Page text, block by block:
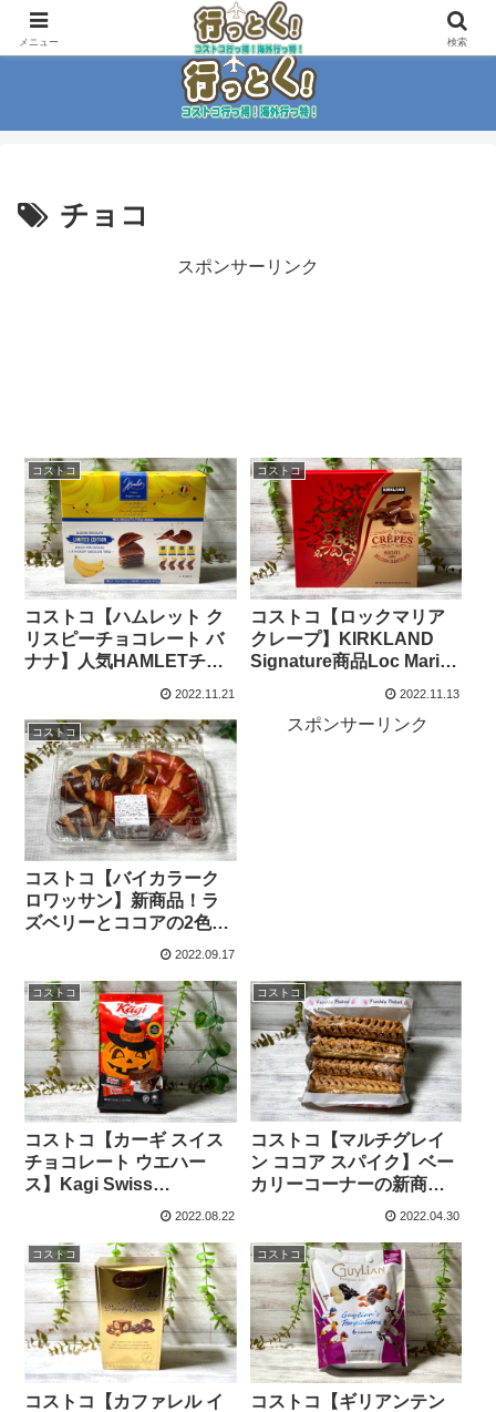
コストコ大好き家族がイチ押商品紹介！！
チョコ
スポンサーリンク
コストコ
コストコ【ハムレット ク
リスピーチョコレート バ
ナナ】人気HAMLETチョ
2022.11.21
コストコ
コストコ【ロックマリア
クレープ】KIRKLAND
Signature商品Loc Maria
入りチョコ菓子！
2022.11.13
コストコ
コストコ【バイカラーク
ロワッサン】新商品！ラ
ズベリーとココアの2色入
り8個入りパンの中身はど
2022.09.17
スポンサーリンク
コストコ
コストコ【カーギ スイス
チョコレート ウエハー
ス】Kagi Swiss
Chocolate Wafers
ハロウィンパッケージ！
2022.08.22
コストコ
コストコ【マルチグレイ
ン ココア スパイク】ベー
カリーコーナーの新商
品！パイ生地に包まれた
クリームが絶品！
2022.04.30
コストコ
コストコ【カファレル イ
コストコ
コストコ【ギリアンテン
メニュー 検索